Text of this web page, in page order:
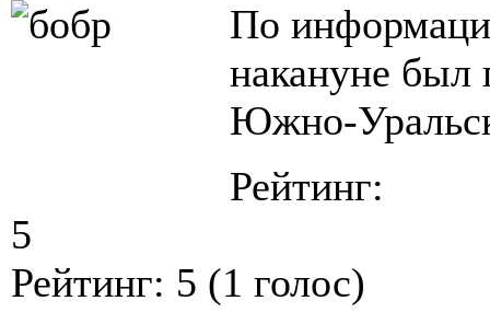
По
накануне был
Южно-
Рейтинг:
5
Рейтинг: 5 (1 голос)